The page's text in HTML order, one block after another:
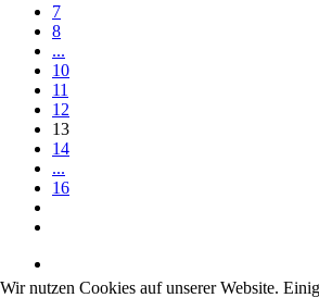
7
8
...
10
11
12
13
14
...
16
Wir nutzen Cookies auf unserer Website.